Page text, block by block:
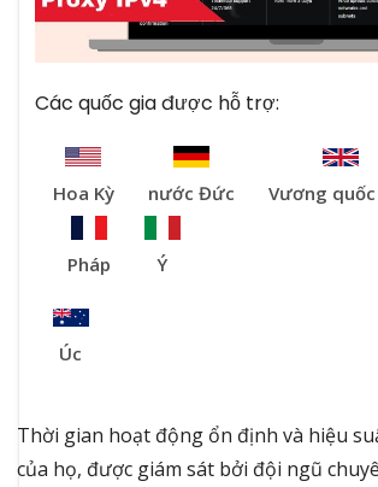
Các quốc gia được hỗ trợ:
Hoa Kỳ nước Đức Vương quốc
Pháp Ý
Úc
Thời gian hoạt động ổn định và hiệu
của họ, được giám sát bởi đội ngũ